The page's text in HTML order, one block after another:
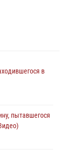
в
пытавшегося